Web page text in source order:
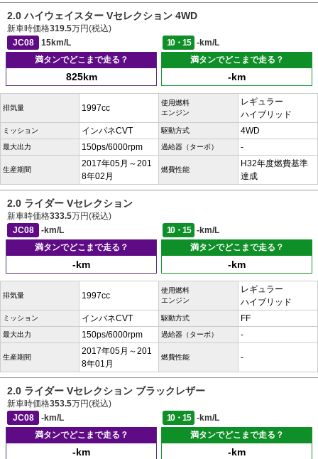
2.0 ハイウェイスター Vセレクション 4WD
新車時価格319.5万円(税込)
JC08
15km/L 10・15
-km/L
満タンでどこまで走る？
825km
満タンでどこまで走る？
-km
排気量 1997cc
使用燃料
エンジン
レギュラー
ハイブリッド
ミッション インパネCVT 駆動方式 4WD
最大出力 150ps/6000rpm 過給器（ターボ） -
生産期間
2017年05月～201
8年02月
燃費性能
H32年度燃費基準
達成
2.0 ライダー Vセレクション
新車時価格333.5万円(税込)
JC08
-km/L 10・15
-km/L
満タンでどこまで走る？
-km
満タンでどこまで走る？
-km
排気量 1997cc
使用燃料
エンジン
レギュラー
ハイブリッド
ミッション インパネCVT 駆動方式 FF
最大出力 150ps/6000rpm 過給器（ターボ） -
生産期間
2017年05月～201
8年01月
燃費性能 -
2.0 ライダー Vセレクション ブラックレザー
新車時価格353.5万円(税込)
JC08
-km/L 10・15
-km/L
満タンでどこまで走る？
-km
満タンでどこまで走る？
-km